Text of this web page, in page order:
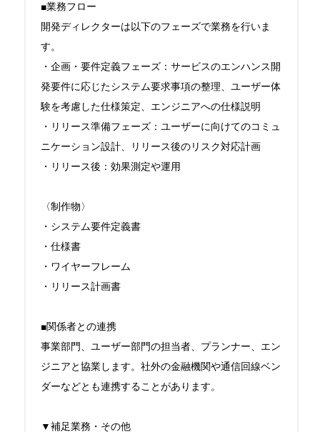
■業務フロー
開発ディレクターは以下のフェーズで業務を行いま
す。
・企画・要件定義フェーズ：サービスのエンハンス開
発要件に応じたシステム要求事項の整理、ユーザー体
験を考慮した仕様策定、エンジニアへの仕様説明
・リリース準備フェーズ：ユーザーに向けてのコミュ
ニケーション設計、リリース後のリスク対応計画
・リリース後：効果測定や運用
〈制作物〉
・システム要件定義書
・仕様書
・ワイヤーフレーム
・リリース計画書
■関係者との連携
事業部門、ユーザー部門の担当者、プランナー、エン
ジニアと協業します。社外の金融機関や通信回線ベン
ダーなどとも連携することがあります。
▼補足業務・その他